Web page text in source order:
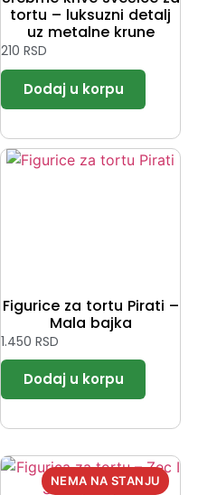
tortu – luksuzni detalj
uz metalne krune
210 RSD
Figurice za tortu Pirati –
Mala bajka
1.450 RSD